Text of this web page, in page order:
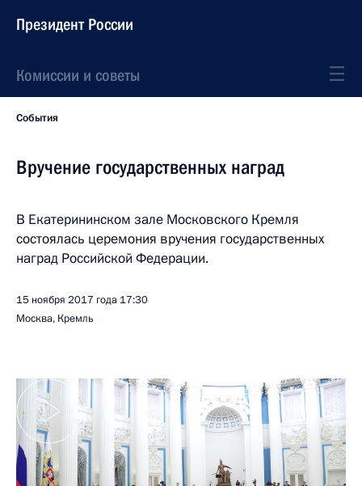
Президент России
Комиссии и советы
События
Вручение государственных наград
В Екатерининском зале Московского Кремля
состоялась церемония вручения государственных
наград Российской Федерации.
15 ноября 2017 года 17:30
Москва, Кремль